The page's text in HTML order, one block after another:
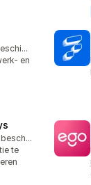
Gratis abonnement beschikbaar
en
Gratis proefperiode beschikbaar
te